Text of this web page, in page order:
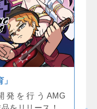
発を行うAMG